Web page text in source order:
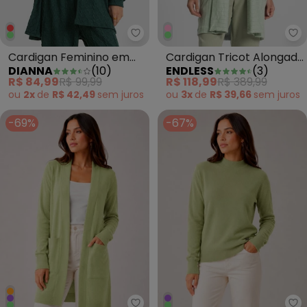
Dianna - Cardigan Feminino
Cardigan Feminino em
Malha Tricot Rustic Verde
DIANNA (10)
R$ 84,99R$ 99,99
ou 2x de R$ 42,49 sem juros
Cardigan Tricot Alongado
Feminino Verde
ENDLESS (3)
R$ 118,99R$ 389,99
ou 3x de R$ 39,66 sem juros
-69% -67%